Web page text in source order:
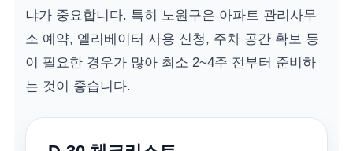
냐가 중요합니다. 특히 노원구은 아파트 관리사무
소 예약, 엘리베이터 사용 신청, 주차 공간 확보 등
이 필요한 경우가 많아 최소 2~4주 전부터 준비하
는 것이 좋습니다.